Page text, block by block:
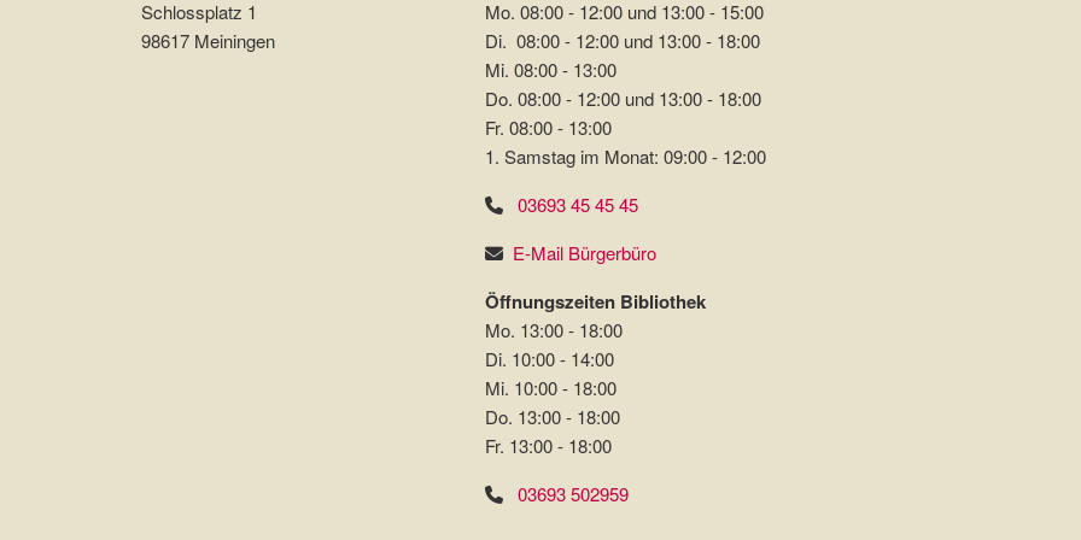
Schlossplatz 1
98617 Meiningen
Mo. 08:00 - 12:00 und 13:00 - 15:00
Di. 08:00 - 12:00 und 13:00 - 18:00
Mi. 08:00 - 13:00
Do. 08:00 - 12:00 und 13:00 - 18:00
Fr. 08:00 - 13:00
1. Samstag im Monat: 09:00 - 12:00
03693 45 45 45
E-Mail Bürgerbüro
Öffnungszeiten Bibliothek
Mo. 13:00 - 18:00
Di. 10:00 - 14:00
Mi. 10:00 - 18:00
Do. 13:00 - 18:00
Fr. 13:00 - 18:00
03693 502959